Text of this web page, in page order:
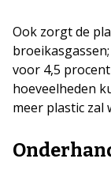
Ook zorgt de
voor 4,5
hoeveelheden
meer plastic zal